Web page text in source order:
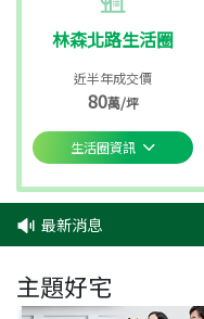
林森北路生活圈
近半年成交價
80萬/坪
生活圈資訊
最新消息
主題好宅